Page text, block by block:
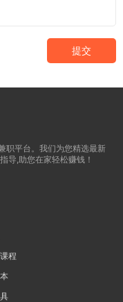
提交
职平台。我们为您精选最新
导,助您在家轻松赚钱！
程